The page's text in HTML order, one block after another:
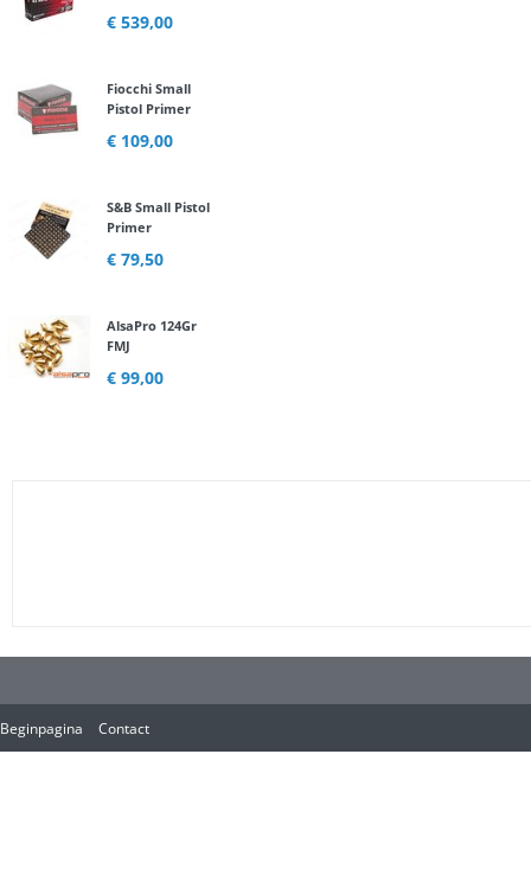
€ 539,00
Fiocchi Small
Pistol Primer
€ 109,00
S&B Small Pistol
Primer
€ 79,50
AlsaPro 124Gr
FMJ
€ 99,00
Beginpagina Contact